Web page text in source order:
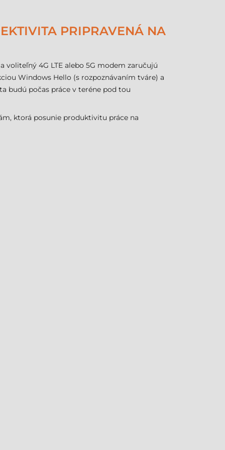
PRIPRAVENÁ NA
voliteľný 4G LTE alebo 5G modem zaručujú
Windows Hello (s rozpoznávaním tváre) a
budú počas práce v teréne pod tou
ktorá posunie produktivitu práce na